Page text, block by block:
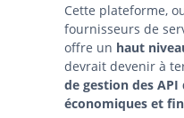
Cette plateforme,
fournisseurs de
offre un haut
devrait devenir à
de gestion des
économiques et